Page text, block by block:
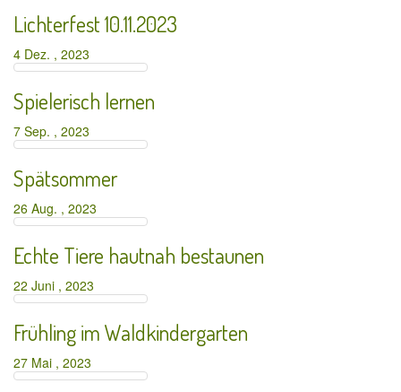
Lichterfest 10.11.2023
4 Dez. , 2023
Spielerisch lernen
7 Sep. , 2023
Spätsommer
26 Aug. , 2023
Echte Tiere hautnah bestaunen
22 Juni , 2023
Frühling im Waldkindergarten
27 Mai , 2023